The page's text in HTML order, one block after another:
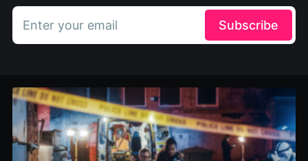
Enter your email Subscribe